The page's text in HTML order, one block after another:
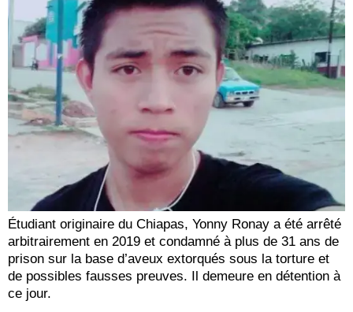
Étudiant originaire du Chiapas, Yonny Ronay a été arrêté
arbitrairement en 2019 et condamné à plus de 31 ans de
prison sur la base d’aveux extorqués sous la torture et
de possibles fausses preuves. Il demeure en détention à
ce jour.